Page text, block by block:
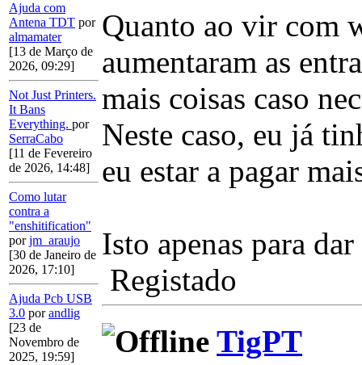
Ajuda com
Antena TDT por
almamater
[13 de Março de
2026, 09:29]
Not Just Printers.
It Bans
Everything. por
SerraCabo
[11 de Fevereiro
de 2026, 14:48]
Como lutar
contra a
"enshitification"
porjm_araujo
[30 de Janeiro de
2026, 17:10]
Ajuda Pcb USB
3.0 porandlig
[23 de
Novembro de
2025, 19:59]
Quanto ao vir com
aumentaram as
mais coisas caso
Neste caso, eu já
eu estar a pagar
Isto apenas para
Registado
TigPT